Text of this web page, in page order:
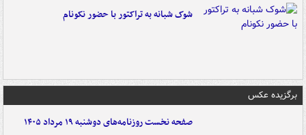
شوک شبانه به تراکتور با حضور نکونام
برگزیده عکس
صفحه نخست روزنامه‌های دوشنبه ۱۹ مرداد ۱۴۰۵